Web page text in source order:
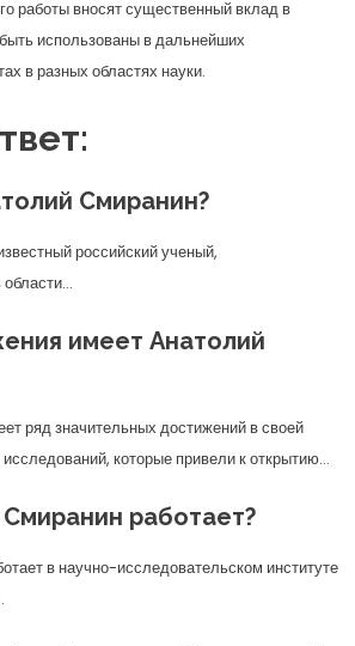
работы вносят существенный вклад в
использованы в дальнейших
в разных областях науки.
Смиранин?
российский ученый,
имеет Анатолий
ряд значительных достижений в своей
которые привели к открытию…
работает?
в научно-исследовательском институте